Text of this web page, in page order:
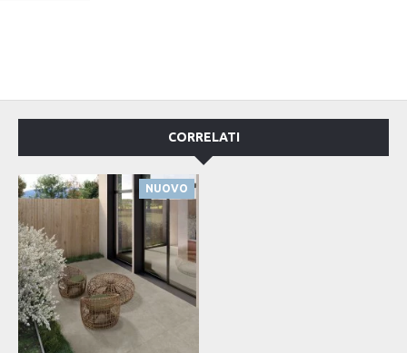
CORRELATI
NUOVO